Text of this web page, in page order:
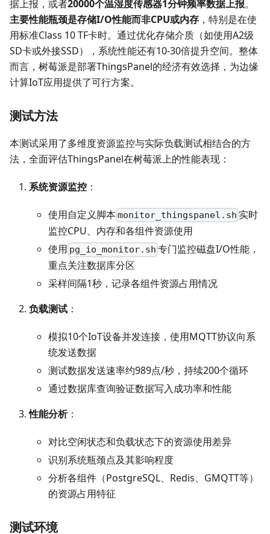
据上报，或者20000个温湿度传感器1分钟频率数据上报。
主要性能瓶颈是存储I/O性能而非CPU或内存 ，特别是在使
用标准Class 10 TF卡时。通过优化存储介质（如使用A2级
SD卡或外接SSD），系统性能还有10-30倍提升空间。整体
而言，树莓派是部署ThingsPanel的经济有效选择，为边缘
计算IoT应用提供了可行方案。
测试方法
本测试采用了多维度资源监控与实际负载测试相结合的方
法，全面评估ThingsPanel在树莓派上的性能表现：
系统资源监控 ：
使用自定义脚本monitor_thingspanel.sh 实时
监控CPU、内存和各组件资源使用
使用 pg_io_monitor.sh 专门监控磁盘I/O性能，
重点关注数据库分区
采样间隔1秒，记录各组件资源占用情况
负载测试 ：
模拟10个IoT设备并发连接，使用MQTT协议向系
统发送数据
测试数据发送速率约989点/秒，持续200个循环
通过数据库查询验证数据写入成功率和性能
性能分析：
对比空闲状态和负载状态下的资源使用差异
识别系统瓶颈点及其影响程度
分析各组件（PostgreSQL、Redis、GMQTT等）
的资源占用特征
测试环境